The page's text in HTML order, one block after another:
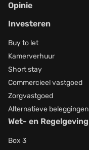
Opinie
Investeren
Buy to let
Kamerverhuur
Short stay
Commercieel vastgoed
Zorgvastgoed
Alternatieve beleggingen
Wet- en Regelgeving
Box 3